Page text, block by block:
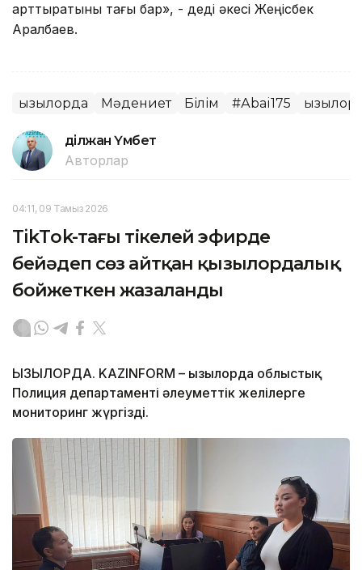
арттыратыны тағы бар», - деді әкесі Жеңісбек
Аралбаев.
Қызылорда Мәдениет Білім #Аbai175
Әділжан Үмбет
Авторлар
04:11, 09 Тамыз 2026
TikТok-тағы тікелей эфирде
бейәдеп сөз айтқан қызылордалық
бойжеткен жазаланды
ҚЫЗЫЛОРДА. KAZINFORM – Қызылорда облыстық
Полиция департаменті әлеуметтік желілерге
мониторинг жүргізді.